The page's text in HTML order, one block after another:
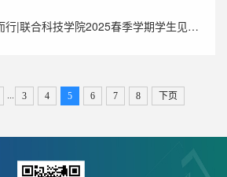
乘“巳”而上， 向“新”而行|联合科技学院2025春季学期学生见面会圆满举行
3 4 5 6 7 8 下页